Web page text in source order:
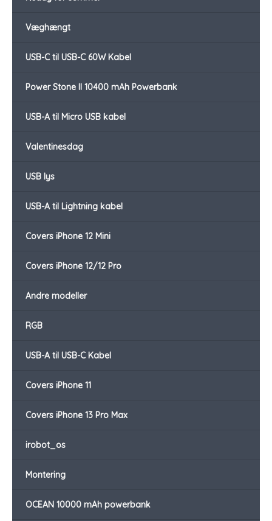
Væghængt
USB-C til USB-C 60W Kabel
Power Stone II 10400 mAh Powerbank
USB-A til Micro USB kabel
Valentinesdag
USB lys
USB-A til Lightning kabel
Covers iPhone 12 Mini
Covers iPhone 12/12 Pro
Andre modeller
RGB
USB-A til USB-C Kabel
Covers iPhone 11
Covers iPhone 13 Pro Max
irobot_os
Montering
OCEAN 10000 mAh powerbank